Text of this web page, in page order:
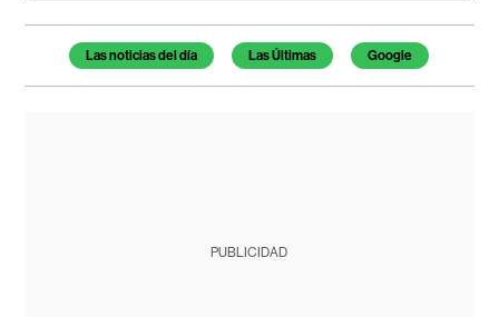
Temas de este artículo
Las noticias del día Las Últimas Google
PUBLICIDAD